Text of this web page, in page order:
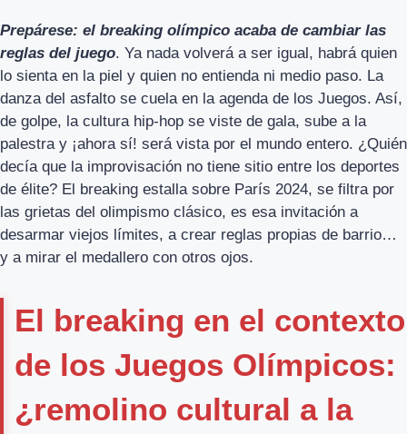
Prepárese: el breaking olímpico acaba de cambiar las
reglas del juego. Ya nada volverá a ser igual, habrá quien
lo sienta en la piel y quien no entienda ni medio paso. La
danza del asfalto se cuela en la agenda de los Juegos. Así,
de golpe, la cultura hip-hop se viste de gala, sube a la
palestra y ¡ahora sí! será vista por el mundo entero. ¿Quién
decía que la improvisación no tiene sitio entre los deportes
de élite? El breaking estalla sobre París 2024, se filtra por
las grietas del olimpismo clásico, es esa invitación a
desarmar viejos límites, a crear reglas propias de barrio…
y a mirar el medallero con otros ojos.
El breaking en el contexto
de los Juegos Olímpicos:
¿remolino cultural a la